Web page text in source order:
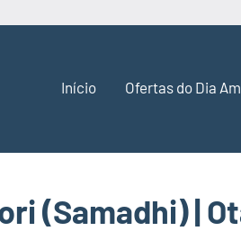
Início Ofertas do Dia
(Samadhi) |